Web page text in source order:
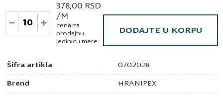
Šifra artikla 0702028
Brend HRANIPEX
Količina
378,00 RSD
/M
cena za
prodajnu
jedinicu mere
DODAJTE U KORPU